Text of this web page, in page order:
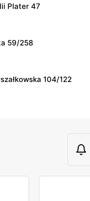
86
Plater 47
59/258
104/122